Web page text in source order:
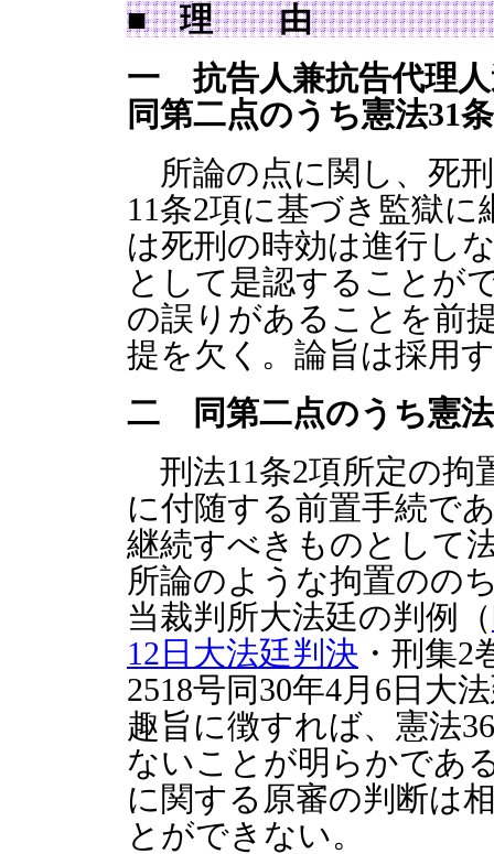
■ 理 由
一 抗告人兼抗告代理人
同第二点のうち憲法31
所論の点に関し、死
11条2項に基づき監獄
は死刑の時効は進行し
として是認することが
の誤りがあることを前
提を欠く。論旨は採用
二 同第二点のうち憲
刑法11条2項所定の拘
に付随する前置手続で
継続すべきものとして
所論のような拘置のの
当裁判所大法廷の判例（
12日大法廷判決 ・刑集2
2518号同30年4月6日大
趣旨に徴すれば、憲法
ないことが明らかであ
に関する原審の判断は
とができない。